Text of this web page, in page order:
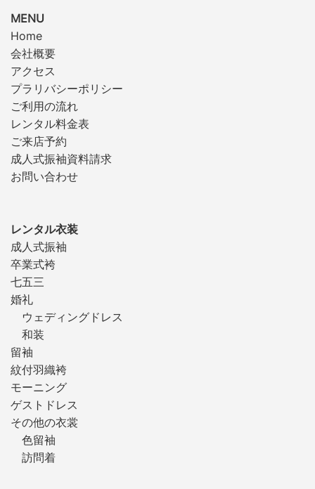
MENU
Home
会社概要
アクセス
プラリバシーポリシー
ご利用の流れ
レンタル料金表
ご来店予約
成人式振袖資料請求
お問い合わせ
レンタル衣装
成人式振袖
卒業式袴
七五三
婚礼
ウェディングドレス
和装
留袖
紋付羽織袴
モーニング
ゲストドレス
その他の衣裳
色留袖
訪問着